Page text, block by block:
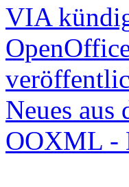
VIA
Neues
OOXML -